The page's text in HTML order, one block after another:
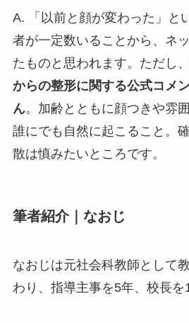
A. 「以前と顔が変わった」と
者が一定数いることから、ネ
たものと思われます。ただし、
からの整形に関する公式コメ
ん。加齢とともに顔つきや雰
誰にでも自然に起こること。
散は慎みたいところです。
筆者紹介｜なおじ
なおじは元社会科教師として
わり、指導主事を5年、校長を